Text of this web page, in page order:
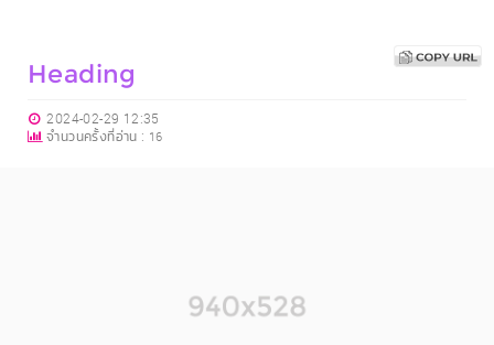
Heading
2024-02-29 12:35
จำนวนครั้งที่อ่าน : 16